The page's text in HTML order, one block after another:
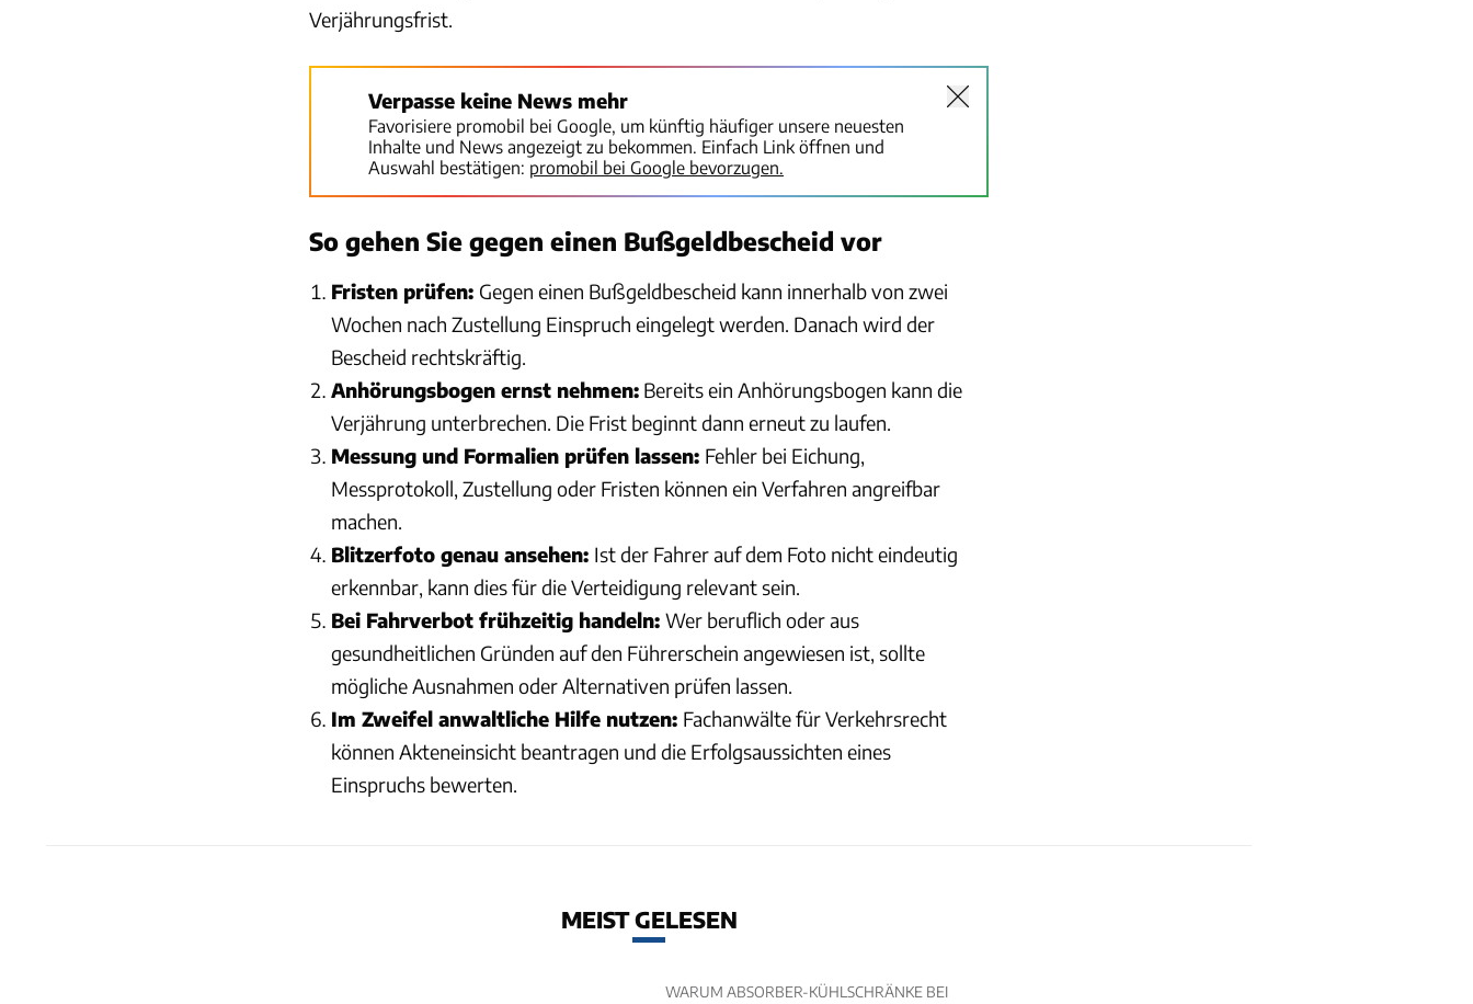
Verjährungsfrist.
Verpasse keine News mehr
Favorisiere promobil bei Google, um künftig häufiger unsere neuesten
Inhalte und News angezeigt zu bekommen. Einfach Link öffnen und
Auswahl bestätigen: promobil bei Google bevorzugen.
So gehen Sie gegen einen Bußgeldbescheid vor
Fristen prüfen: Gegen einen Bußgeldbescheid kann innerhalb von zwei
Wochen nach Zustellung Einspruch eingelegt werden. Danach wird der
Bescheid rechtskräftig.
Anhörungsbogen ernst nehmen: Bereits ein Anhörungsbogen kann die
Verjährung unterbrechen. Die Frist beginnt dann erneut zu laufen.
Messung und Formalien prüfen lassen: Fehler bei Eichung,
Messprotokoll, Zustellung oder Fristen können ein Verfahren angreifbar
machen.
Blitzerfoto genau ansehen: Ist der Fahrer auf dem Foto nicht eindeutig
erkennbar, kann dies für die Verteidigung relevant sein.
Bei Fahrverbot frühzeitig handeln: Wer beruflich oder aus
gesundheitlichen Gründen auf den Führerschein angewiesen ist, sollte
mögliche Ausnahmen oder Alternativen prüfen lassen.
Im Zweifel anwaltliche Hilfe nutzen: Fachanwälte für Verkehrsrecht
können Akteneinsicht beantragen und die Erfolgsaussichten eines
Einspruchs bewerten.
MEIST GELESEN
WARUM ABSORBER-KÜHLSCHRÄNKE BEI